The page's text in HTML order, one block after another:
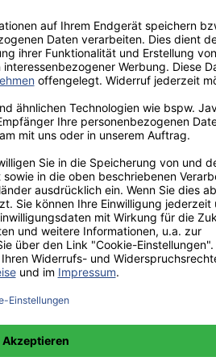
renommierten Buchverlag.